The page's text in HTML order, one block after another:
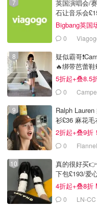
英国演唱会/
石让音乐会
Bigbang英国
0
疑似霸哥
🔥绑带芭蕾鞋
5折起+叠8.5
£68！
0
Ralph
衫£36 麻花毛
2折起+叠9折！
0
真的很好买
下包£193/爱
4折起+叠8折
£2120 LN-